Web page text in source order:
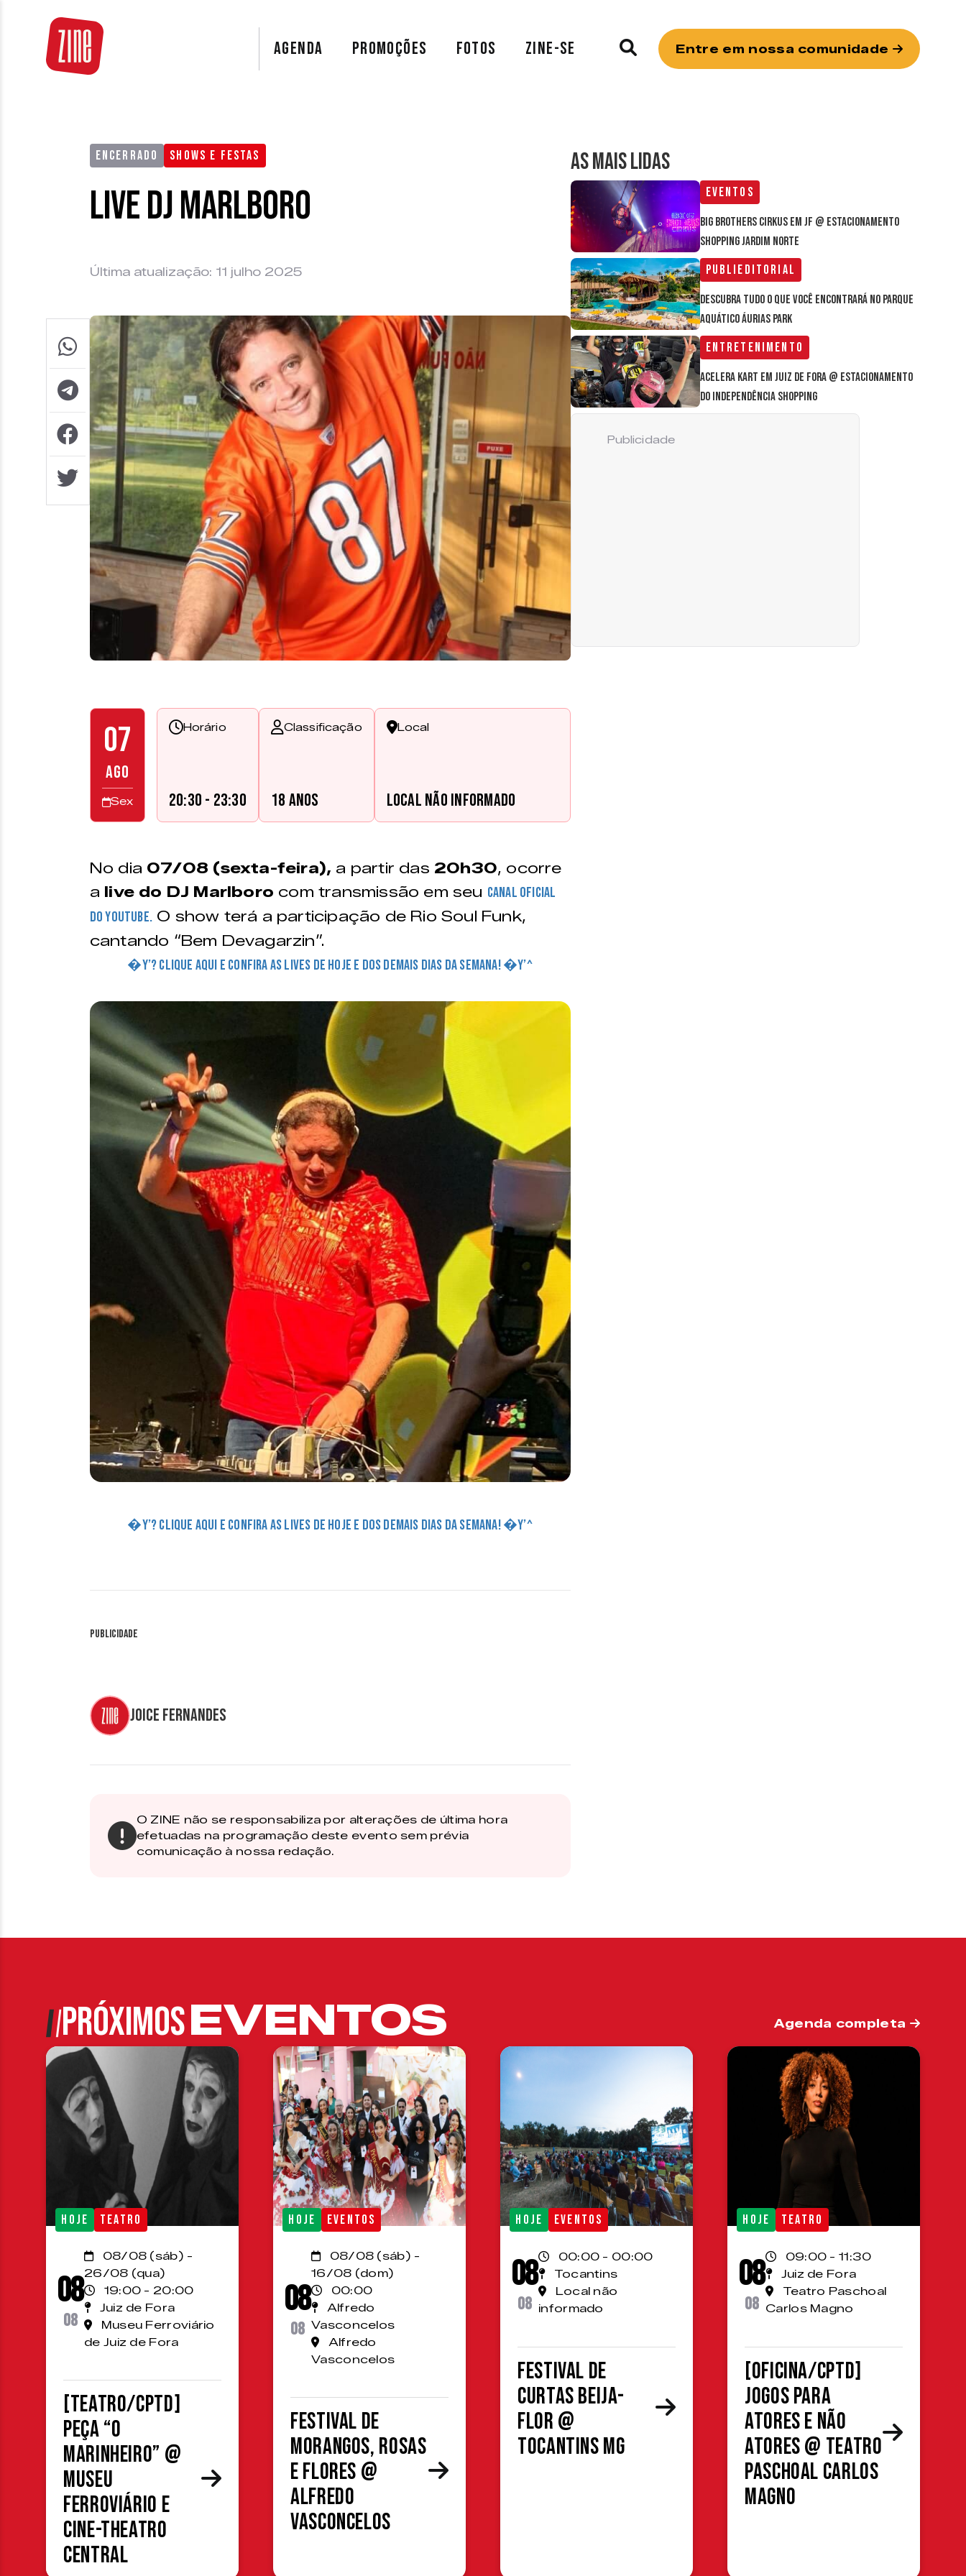
AGENDA PROMOÇÕES FOTOS ZINE-SE Entre em nossa comunidade
ENCERRADO SHOWS E FESTAS
Live DJ Marlboro
Última atualização: 11 julho 2025
07
AGO
Sex
Horário
20:30 - 23:30
Classificação
18 anos
Local
Local não informado
No dia 07/08 (sexta-feira), a partir das 20h30, ocorre
a live do DJ Marlboro com transmissão em seu canal oficial
do Youtube. O show terá a participação de Rio Soul Funk,
cantando “Bem Devagarzin”.
�Y’? CLIQUE AQUI E CONFIRA AS LIVES DE HOJE E DOS DEMAIS DIAS DA SEMANA! �Y’^
�Y’? CLIQUE AQUI E CONFIRA AS LIVES DE HOJE E DOS DEMAIS DIAS DA SEMANA! �Y’^
Publicidade
Joice Fernandes
O ZINE não se responsabiliza por alterações de última hora
efetuadas na programação deste evento sem prévia
comunicação à nossa redação.
AS MAIS LIDAS
Eventos
Big Brothers Cirkus em JF @ estacionamento
Shopping Jardim Norte
Publieditorial
Descubra tudo o que você encontrará no parque
aquático Áurias Park
Entretenimento
Acelera Kart em Juiz de Fora @ estacionamento
do Independência Shopping
Publicidade
PRÓXIMOSEVENTOS Agenda completa
HOJE TEATRO
08
08
08/08 (sáb) -
26/08 (qua)
19:00 - 20:00
Juiz de Fora
Museu Ferroviário
de Juiz de Fora
[TEATRO/CPTD]
Peça “O
Marinheiro” @
Museu
Ferroviário e
Cine-Theatro
Central
HOJE EVENTOS
08
08
08/08 (sáb) -
16/08 (dom)
00:00
Alfredo
Vasconcelos
Alfredo
Vasconcelos
Festival de
Morangos, Rosas
e Flores @
Alfredo
Vasconcelos
HOJE EVENTOS
08
08
00:00 - 00:00
Tocantins
Local não
informado
Festival de
Curtas Beija-
Flor @
Tocantins MG
HOJE TEATRO
08
08
09:00 - 11:30
Juiz de Fora
Teatro Paschoal
Carlos Magno
[OFICINA/CPTD]
Jogos para
atores e não
atores @ Teatro
Paschoal Carlos
Magno